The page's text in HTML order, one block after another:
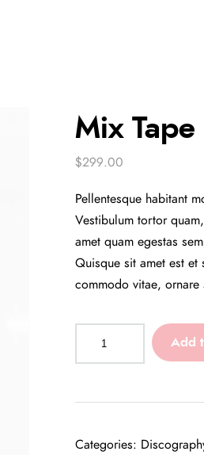
Mix Tape
$299.00
Pellentesque habitant
Vestibulum tortor
amet quam egestas
Quisque sit amet est et
commodo vitae, ornare
Add
Categories: